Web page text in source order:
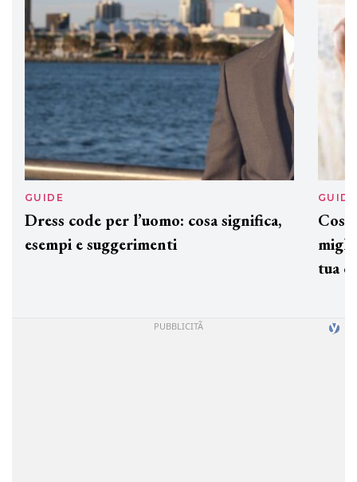
GUIDE
Dress code per l’uomo: cosa significa,
esempi e suggerimenti
GUIDE
tua